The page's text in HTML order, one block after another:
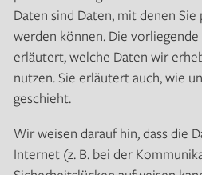
Daten sind Daten, mit denen
werden können. Die
erläutert, welche Daten wir
nutzen. Sie erläutert auch, wie
geschieht.
Wir weisen darauf hin, dass die
Internet (z. B. bei der